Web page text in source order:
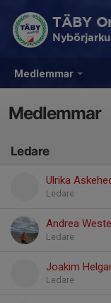
Medlemmar
TÄBY
Medlemmar
Ledare
Ulrika
Ledare
Andrea
Ledare
Joakim
Ledare